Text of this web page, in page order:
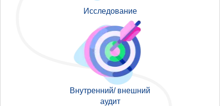
Исследование
Внутренний/ внешний
аудит